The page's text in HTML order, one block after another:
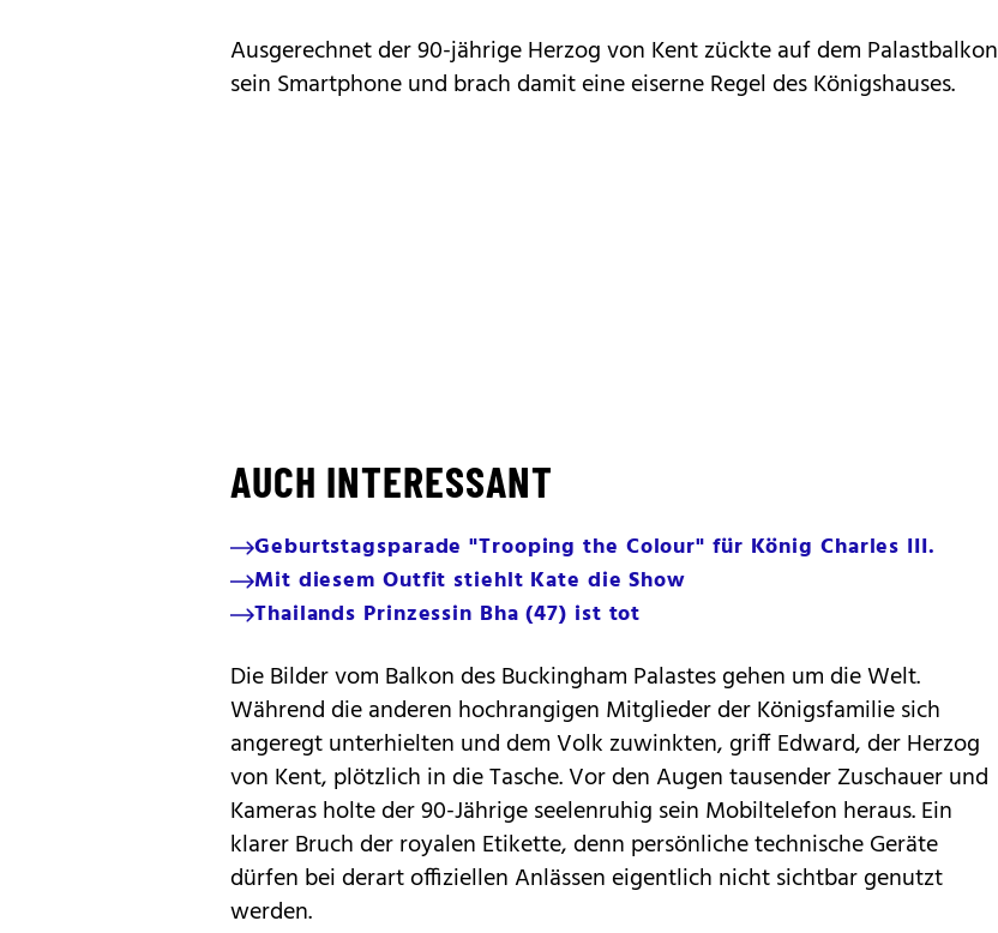
Ausgerechnet der 90-jährige Herzog von Kent zückte auf dem Palastbalkon
sein Smartphone und brach damit eine eiserne Regel des Königshauses.
AUCH INTERESSANT
Geburtstagsparade "Trooping the Colour" für König Charles III.
Mit diesem Outfit stiehlt Kate die Show
Thailands Prinzessin Bha (47) ist tot
Die Bilder vom Balkon des Buckingham Palastes gehen um die Welt.
Während die anderen hochrangigen Mitglieder der Königsfamilie sich
angeregt unterhielten und dem Volk zuwinkten, griff Edward, der Herzog
von Kent, plötzlich in die Tasche. Vor den Augen tausender Zuschauer und
Kameras holte der 90-Jährige seelenruhig sein Mobiltelefon heraus. Ein
klarer Bruch der royalen Etikette, denn persönliche technische Geräte
dürfen bei derart offiziellen Anlässen eigentlich nicht sichtbar genutzt
werden.